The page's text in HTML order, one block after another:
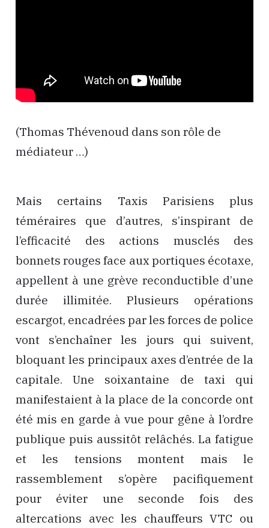
(Thomas Thévenoud dans son rôle de
médiateur …)
Mais certains Taxis Parisiens plus
téméraires que d’autres, s’inspirant de
l’efficacité des actions musclés des
bonnets rouges face aux portiques écotaxe,
appellent à une grève reconductible d’une
durée illimitée. Plusieurs opérations
escargot, encadrées par les forces de police
vont s’enchaîner les jours qui suivent,
bloquant les principaux axes d’entrée de la
capitale. Une soixantaine de taxi qui
manifestaient à la place de la concorde ont
été mis en garde à vue pour gêne à l’ordre
publique puis aussitôt relâchés. La fatigue
et les tensions montent mais le
rassemblement s’opère pacifiquement
pour éviter une seconde fois des
altercations avec les chauffeurs VTC ou